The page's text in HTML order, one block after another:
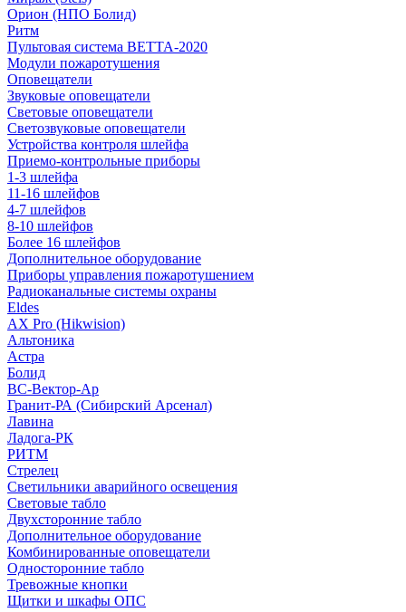
Орион (НПО Болид)
Ритм
Пультовая система ВЕТТА-2020
Модули пожаротушения
Оповещатели
Звуковые оповещатели
Световые оповещатели
Светозвуковые оповещатели
Устройства контроля шлейфа
Приемо-контрольные приборы
1-3 шлейфа
11-16 шлейфов
4-7 шлейфов
8-10 шлейфов
Более 16 шлейфов
Дополнительное оборудование
Приборы управления пожаротушением
Радиоканальные системы охраны
Eldes
AX Pro (Hikwision)
Альтоника
Астра
Болид
ВС-Вектор-Ар
Гранит-РА (Сибирский Арсенал)
Лавина
Ладога-РК
РИТМ
Стрелец
Светильники аварийного освещения
Световые табло
Двухсторонние табло
Дополнительное оборудование
Комбинированные оповещатели
Односторонние табло
Тревожные кнопки
Щитки и шкафы ОПС